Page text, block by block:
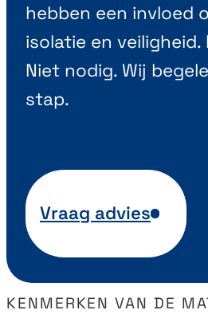
hebben een invloed
isolatie en veiligheid.
Niet nodig. Wij
stap.
Vraag advies
KENMERKEN VAN DE